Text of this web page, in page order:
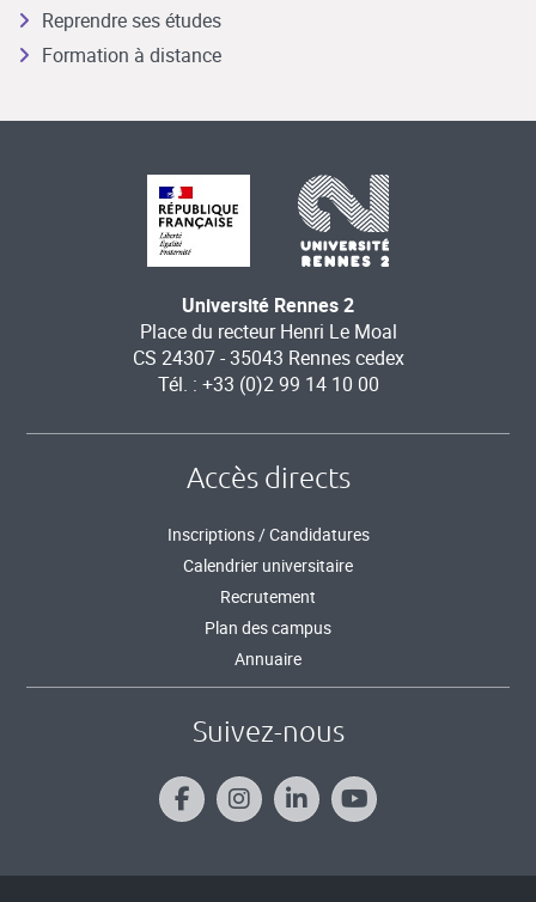
Reprendre ses études
Formation à distance
Université Rennes 2
Place du recteur Henri Le Moal
CS 24307 - 35043 Rennes cedex
Tél. : +33 (0)2 99 14 10 00
Accès directs
Inscriptions / Candidatures
Calendrier universitaire
Recrutement
Plan des campus
Annuaire
Suivez-nous